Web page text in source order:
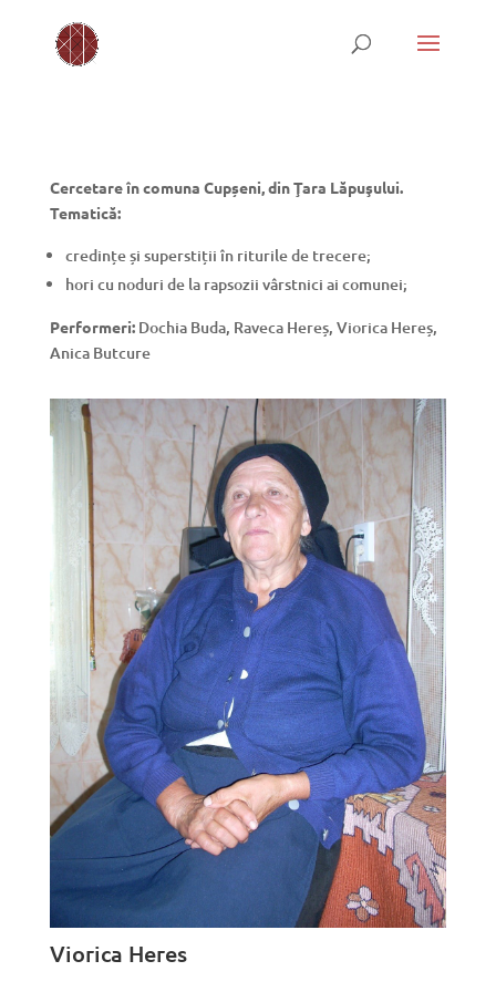
Cercetare în comuna Cupșeni, din Ţara Lăpuşului.
Tematică:
credințe și superstiții în riturile de trecere;
hori cu noduri de la rapsozii vârstnici ai comunei;
Performeri:Dochia Buda, Raveca Hereș, Viorica Hereș,
Anica Butcure
Viorica Heres